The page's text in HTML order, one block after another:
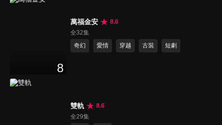
8
萬福金安
8.6
全32集
奇幻
愛情 穿越 古裝 短劇
雙軌
8.6
全29集